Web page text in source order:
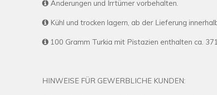
Änderungen und Irrtümer vorbehalten.
Kühl und trocken lagern, ab der Lieferung
100 Gramm Turkia mit Pistazien enthalten ca.
HINWEISE FÜR GEWERBLICHE KUNDEN: